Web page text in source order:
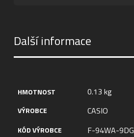
Další informace
HMOTNOST 0.13 kg
VÝROBCE CASIO
KÓD VÝROBCE F-94WA-9DG